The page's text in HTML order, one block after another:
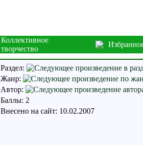
Коллективное
творчество
Раздел:
Жанр:
Автор:
Баллы: 2
Внесено на сайт: 10.02.2007